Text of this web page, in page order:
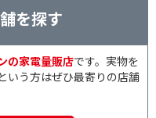
を探す
の家電量販店です。実物を
いう方はぜひ最寄りの店舗